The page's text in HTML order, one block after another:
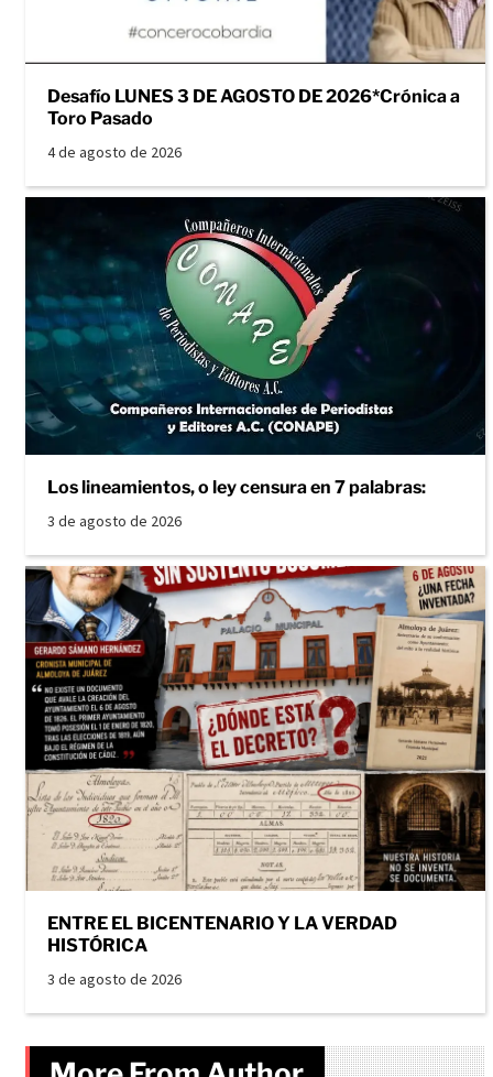
Desafío LUNES 3 DE AGOSTO DE 2026*Crónica a
Toro Pasado
4 de agosto de 2026
Los lineamientos, o ley censura en 7 palabras:
3 de agosto de 2026
ENTRE EL BICENTENARIO Y LA VERDAD
HISTÓRICA
3 de agosto de 2026